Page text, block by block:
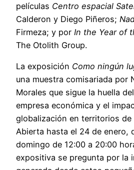
películas Centro espacial
Calderon y Diego Piñeros;
Firmeza; y por In the Year of
The Otolith Group.
La exposición Como ningún
una muestra comisariada por
Morales que sigue la huella
empresa económica y el
globalización en territorios de
Abierta hasta el 24 de enero,
domingo de 12:00 a 20:00
expositiva se pregunta por la